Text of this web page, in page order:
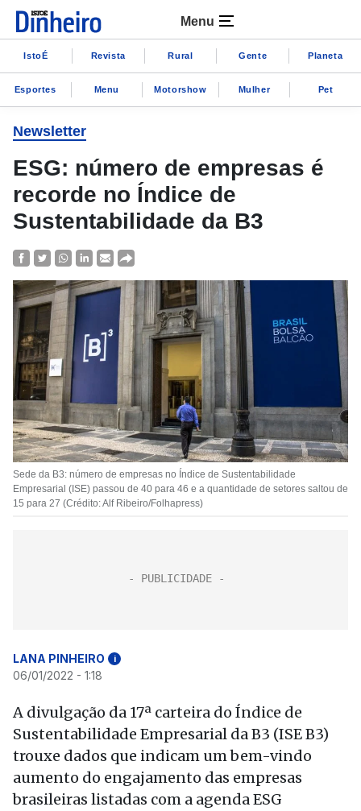
Menu
IstoÉ Revista Rural Gente Planeta
Esportes Menu Motorshow Mulher Pet
Newsletter
ESG: número de empresas é
recorde no Índice de
Sustentabilidade da B3
Sede da B3: número de empresas no Índice de Sustentabilidade
Empresarial (ISE) passou de 40 para 46 e a quantidade de setores saltou de
15 para 27 (Crédito: Alf Ribeiro/Folhapress)
LANA PINHEIRO i
06/01/2022 - 1:18
A divulgação da 17ª carteira do Índice de
Sustentabilidade Empresarial da B3 (ISE B3)
trouxe dados que indicam um bem-vindo
aumento do engajamento das empresas
brasileiras listadas com a agenda ESG